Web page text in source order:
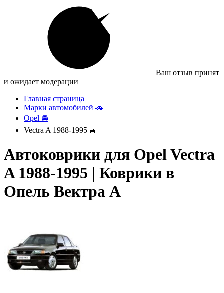
Ваш отзыв принят
и ожидает модерации
Главная страница
Марки автомобилей 🚗
Opel 🚘
Vectra A 1988-1995 🚙
Автоковрики для Opel Vectra
A 1988-1995 | Коврики в
Опель Вектра А